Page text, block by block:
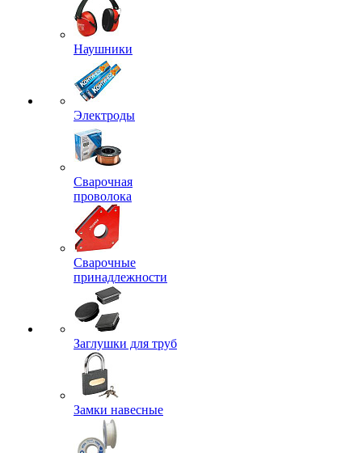
Наушники
Электроды
Сварочная
проволока
Сварочные
принадлежности
Заглушки для труб
Замки навесные